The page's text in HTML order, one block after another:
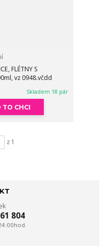
FLÉTNY S
vz 0948.včdd
Skladem 18 pár
TO CHCI
z 1
804